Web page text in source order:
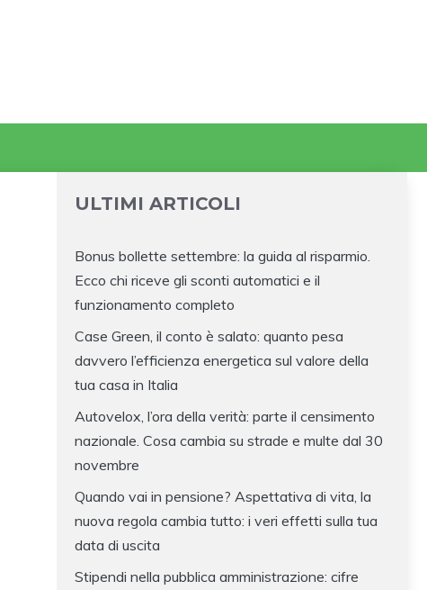
ULTIMI ARTICOLI
Bonus bollette settembre: la guida al risparmio.
Ecco chi riceve gli sconti automatici e il
funzionamento completo
Case Green, il conto è salato: quanto pesa
davvero l’efficienza energetica sul valore della
tua casa in Italia
Autovelox, l’ora della verità: parte il censimento
nazionale. Cosa cambia su strade e multe dal 30
novembre
Quando vai in pensione? Aspettativa di vita, la
nuova regola cambia tutto: i veri effetti sulla tua
data di uscita
Stipendi nella pubblica amministrazione: cifre